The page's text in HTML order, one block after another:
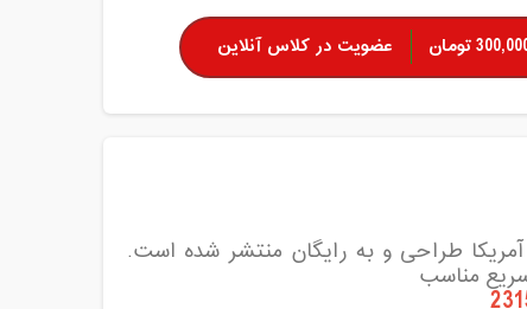
تومان عضویت در کلاس آنلاین
اسکرچ یک زبان برنامه نویسی تصویری است که در دانشگاه MIT آمریکا طراحی و به رایگان منتشر شده است.